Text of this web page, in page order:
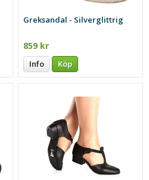
Greksandal - Silverglittrig
859 kr
Info Köp